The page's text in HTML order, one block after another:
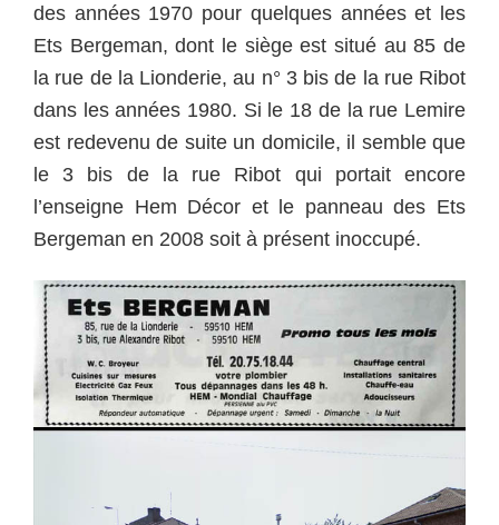
des années 1970 pour quelques années et les
Ets Bergeman, dont le siège est situé au 85 de
la rue de la Lionderie, au n° 3 bis de la rue Ribot
dans les années 1980. Si le 18 de la rue Lemire
est redevenu de suite un domicile, il semble que
le 3 bis de la rue Ribot qui portait encore
l’enseigne Hem Décor et le panneau des Ets
Bergeman en 2008 soit à présent inoccupé.